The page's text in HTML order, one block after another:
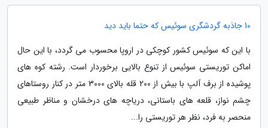
10 جاذبه گردشگری سوئیس که حتما باید دید
با این که سوئیس کشور کوچکی در اروپا محسوب می گردد، با این حال
اماکن توریستی سوئیس از تنوع بالایی برخوردار است. رشته کوه های
پوشیده از برف آلپ با بیش از 200 قله بالای 3000 متر در کنار روستاهای
چشم نواز، قلعه های باستانی، دریاچه های درخشان و مناظر طبیعی
منحصر به فرد، نظر هر توریستی را...